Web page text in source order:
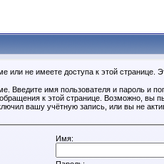
или не имеете доступа к этой странице.
Введите имя пользователя и пароль и
к этой странице. Возможно, вы
вашу учётную запись, или вы не
Имя: